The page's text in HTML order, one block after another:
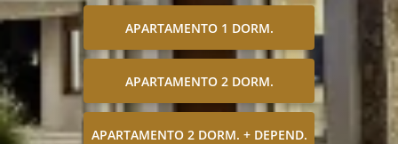
APARTAMENTO 1 DORM.
APARTAMENTO 2 DORM.
APARTAMENTO 2 DORM. + DEPEND.